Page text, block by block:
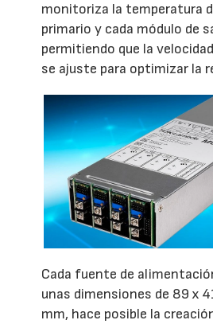
monitoriza la temperatura
primario y cada módulo de
permitiendo que la
se ajuste para optimizar la
Cada fuente de
unas dimensiones de 89 x
mm, hace posible la